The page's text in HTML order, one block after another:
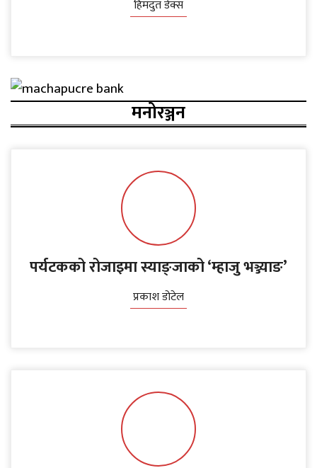
हिमदुत डेक्स
मनोरञ्जन
पर्यटकको रोजाइमा स्याङ्जाको ‘म्हाजु भञ्ज्याङ’
प्रकाश डोटेल